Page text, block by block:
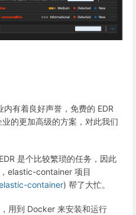
有着良好声誉，免费的 EDR
的更加高级的方案，对此我们
是个比较繁琐的任务，因此
elastic-container 项目
container) 帮了大忙。
用到 Docker 来安装和运行